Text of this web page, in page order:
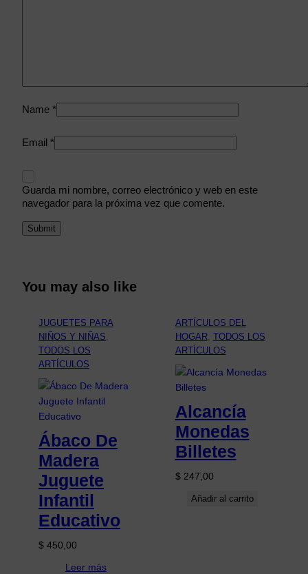
Name *
Email *
Guarda mi nombre, correo electrónico y web en este
navegador para la próxima vez que comente.
You may also like
JUGUETES PARA
NIÑOS Y NIÑAS
TODOS LOS
ARTÍCULOS
Ábaco De
Madera
Juguete
Infantil
Educativo
$ 450,00
Leer más
ARTÍCULOS DEL
HOGAR, TODOS LOS
ARTÍCULOS
Alcancía
Monedas
Billetes
$247,00
Añadir al carrito